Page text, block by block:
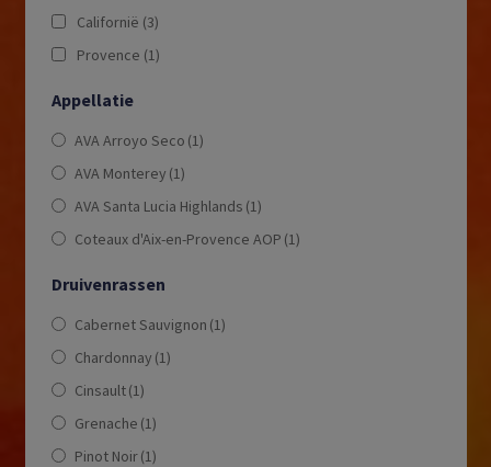
Californië (3)
Provence (1)
Appellatie
AVA Arroyo Seco (1)
AVA Monterey (1)
AVA Santa Lucia Highlands (1)
Coteaux d'Aix-en-Provence AOP (1)
Druivenrassen
Cabernet Sauvignon (1)
Chardonnay (1)
Cinsault(1)
Grenache (1)
Pinot Noir(1)